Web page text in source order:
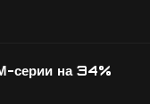
серии на 34%